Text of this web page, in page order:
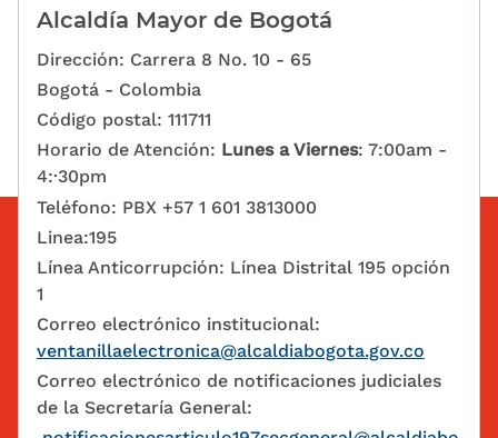
Alcaldía Mayor de Bogotá
Dirección: Carrera 8 No. 10 - 65
Bogotá - Colombia
Código postal: 111711
Horario de Atención: Lunes a Viernes: 7:00am -
4:·30pm
Teléfono: PBX +57 1 601 3813000
Linea:195
Línea Anticorrupción: Línea Distrital 195 opción
1
Correo electrónico institucional:
ventanillaelectronica@alcaldiabogota.gov.co
Correo electrónico de notificaciones judiciales
de la Secretaría General: